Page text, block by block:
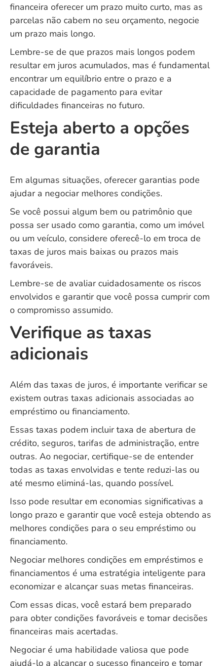
financeira oferecer um prazo muito curto, mas as
parcelas não cabem no seu orçamento, negocie
um prazo mais longo.
Lembre-se de que prazos mais longos podem
resultar em juros acumulados, mas é fundamental
encontrar um equilíbrio entre o prazo e a
capacidade de pagamento para evitar
dificuldades financeiras no futuro.
Esteja aberto a opções
de garantia
Em algumas situações, oferecer garantias pode
ajudar a negociar melhores condições.
Se você possui algum bem ou patrimônio que
possa ser usado como garantia, como um imóvel
ou um veículo, considere oferecê-lo em troca de
taxas de juros mais baixas ou prazos mais
favoráveis.
Lembre-se de avaliar cuidadosamente os riscos
envolvidos e garantir que você possa cumprir com
o compromisso assumido.
Verifique as taxas
adicionais
Além das taxas de juros, é importante verificar se
existem outras taxas adicionais associadas ao
empréstimo ou financiamento.
Essas taxas podem incluir taxa de abertura de
crédito, seguros, tarifas de administração, entre
outras. Ao negociar, certifique-se de entender
todas as taxas envolvidas e tente reduzi-las ou
até mesmo eliminá-las, quando possível.
Isso pode resultar em economias significativas a
longo prazo e garantir que você esteja obtendo as
melhores condições para o seu empréstimo ou
financiamento.
Negociar melhores condições em empréstimos e
financiamentos é uma estratégia inteligente para
economizar e alcançar suas metas financeiras.
Com essas dicas, você estará bem preparado
para obter condições favoráveis e tomar decisões
financeiras mais acertadas.
Negociar é uma habilidade valiosa que pode
ajudá-lo a alcançar o sucesso financeiro e tomar